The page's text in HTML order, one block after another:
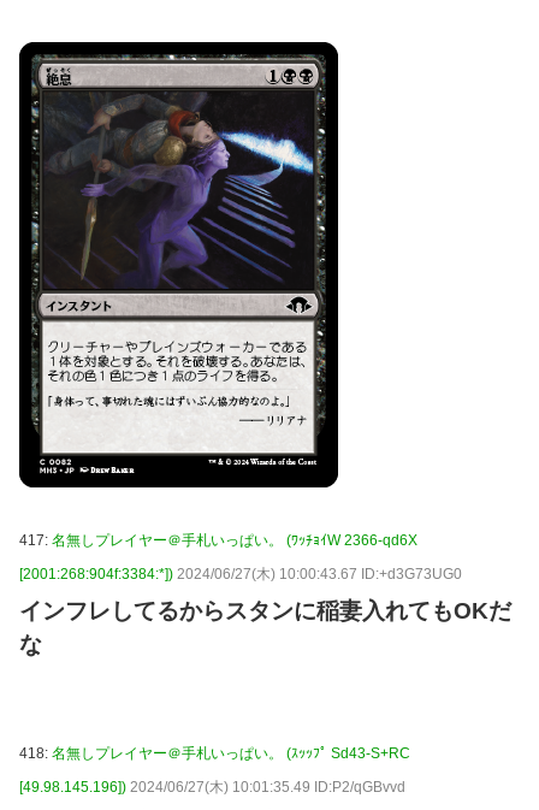
417: 名無しプレイヤー＠手札いっぱい。 (ﾜｯﾁｮｲW 2366-qd6X
[2001:268:904f:3384:*]) 2024/06/27(木) 10:00:43.67 ID:+d3G73UG0
インフレしてるからスタンに稲妻入れてもOKだ
な
418: 名無しプレイヤー＠手札いっぱい。 (ｽｯｯﾌﾟ Sd43-S+RC
[49.98.145.196]) 2024/06/27(木) 10:01:35.49 ID:P2/qGBvvd